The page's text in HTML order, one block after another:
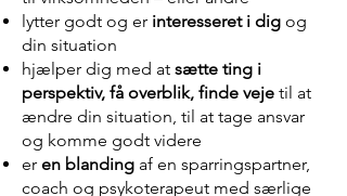
lytter godt og er interesseret i dig og
din situation
hjælper dig med at sætte ting i
perspektiv, få overblik, finde veje til at
ændre din situation, til at tage ansvar
og komme godt videre
er en blanding af en sparringspartner,
coach og psykoterapeut med særlige